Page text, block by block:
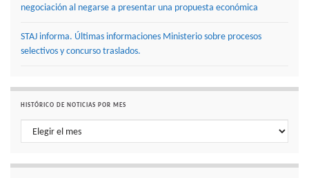
negociación al negarse a presentar una propuesta económica
STAJ informa. Últimas informaciones Ministerio sobre procesos
selectivos y concurso traslados.
HISTÓRICO DE NOTICIAS POR MES
Histórico de noticias por mes